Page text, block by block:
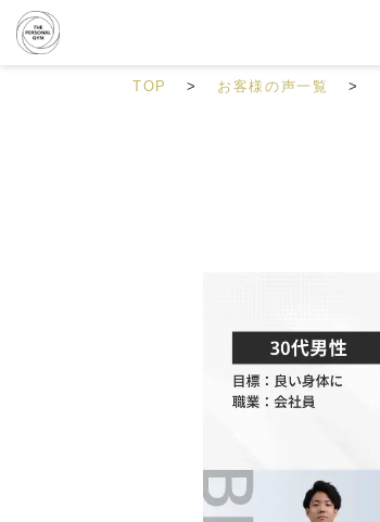
TOP お客様の声一覧